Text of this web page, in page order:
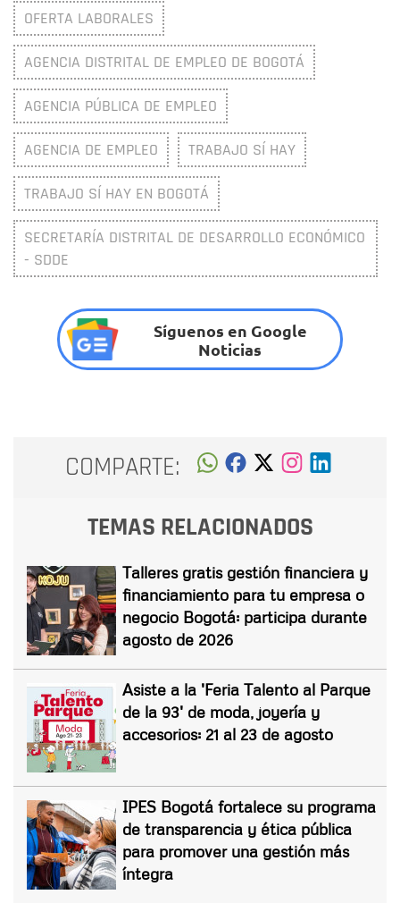
OFERTA LABORALES
AGENCIA DISTRITAL DE EMPLEO DE BOGOTÁ
AGENCIA PÚBLICA DE EMPLEO
AGENCIA DE EMPLEO TRABAJO SÍ HAY
TRABAJO SÍ HAY EN BOGOTÁ
SECRETARÍA DISTRITAL DE DESARROLLO ECONÓMICO
- SDDE
Síguenos en Google
Noticias
COMPARTE:
TEMAS RELACIONADOS
Talleres gratis gestión financiera y
financiamiento para tu empresa o
negocio Bogotá: participa durante
agosto de 2026
Asiste a la 'Feria Talento al Parque
de la 93' de moda, joyería y
accesorios: 21 al 23 de agosto
IPES Bogotá fortalece su programa
de transparencia y ética pública
para promover una gestión más
íntegra